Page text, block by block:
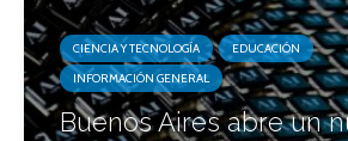
CIENCIA Y TECNOLOGÍA
EDUCACIÓN
INFORMACIÓN GENERAL
Buenos Aires abre un